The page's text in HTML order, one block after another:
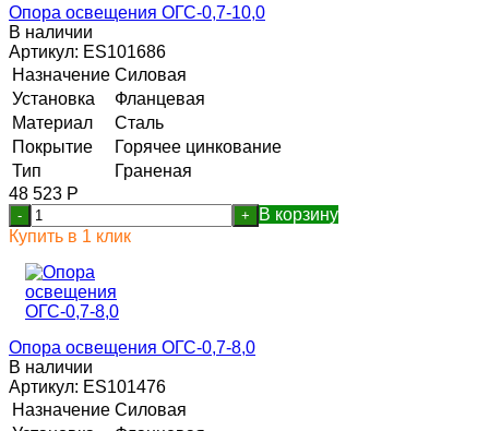
Опора освещения ОГС-0,7-10,0
В наличии
Артикул: ES101686
Назначение Силовая
Установка
Фланцевая
Материал
Сталь
Покрытие
Горячее цинкование
Тип
Граненая
48 523 Р
- +
В корзину
Купить в 1 клик
Опора освещения ОГС-0,7-8,0
В наличии
Артикул: ES101476
Назначение Силовая